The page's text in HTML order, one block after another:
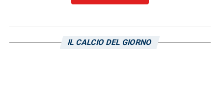
alle parole dituttoveneziasport.it
IL CALCIO DEL GIORNO